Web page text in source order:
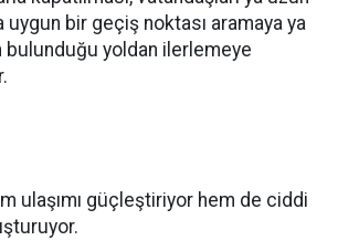
bir geçiş noktası aramaya ya
bulunduğu yoldan ilerlemeye
ulaşımı güçleştiriyor hem de ciddi